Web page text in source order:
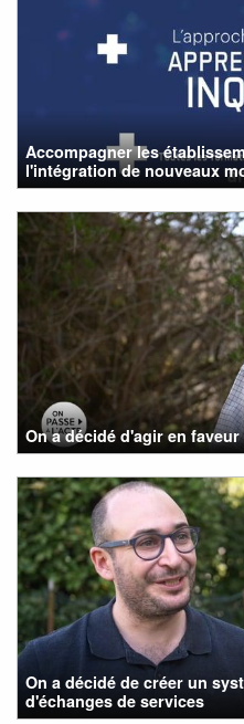
Accompagner les
l'intégration de nouveaux
On a décidé d'agir en
On a décidé de créer un
d'échanges de services